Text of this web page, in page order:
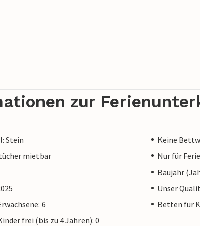
zur
Stein
Keine
mietbar
Nur für
Baujahr
Unser
6
Betten für
frei (bis zu 4 Jahren): 0